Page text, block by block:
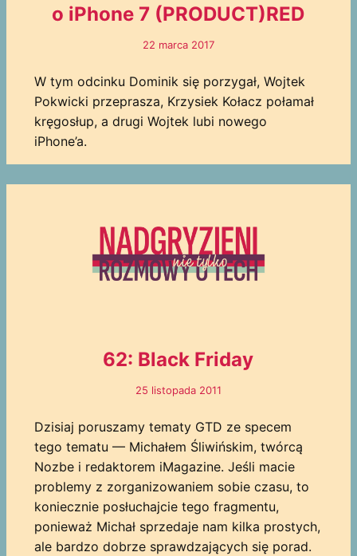
o iPhone 7 (PRODUCT)RED
22 marca 2017
W tym odcinku Dominik się porzygał, Wojtek
Pokwicki przeprasza, Krzysiek Kołacz połamał
kręgosłup, a drugi Wojtek lubi nowego
iPhone’a.
62: Black Friday
25 listopada 2011
Dzisiaj poruszamy tematy GTD ze specem
tego tematu — Michałem Śliwińskim, twórcą
Nozbe i redaktorem iMagazine. Jeśli macie
problemy z zorganizowaniem sobie czasu, to
koniecznie posłuchajcie tego fragmentu,
ponieważ Michał sprzedaje nam kilka prostych,
ale bardzo dobrze sprawdzających się porad.